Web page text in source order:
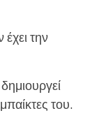
την
του.